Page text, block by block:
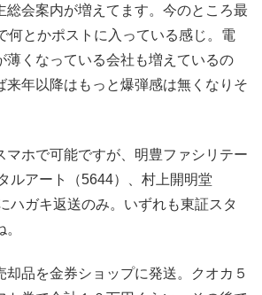
総会案内が増えてます。今のところ最
何とかポストに入っている感じ。電
薄くなっている会社も増えているの
来年以降はもっと爆弾感は無くなりそ
マホで可能ですが、明豊ファシリテー
ルアート（5644）、村上開明堂
ハガキ返送のみ。いずれも東証スタ
却品を金券ショップに発送。クオカ５